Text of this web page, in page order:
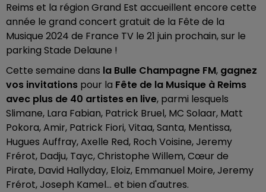
Reims et la région Grand Est accueillent encore cette
année le grand concert gratuit de la Fête de la
Musique 2024 de France TV le 21 juin prochain, sur le
parking Stade Delaune !
Cette semaine dans la Bulle Champagne FM, gagnez
vos invitations pour la Fête de la Musique à Reims
avec plus de 40 artistes en live, parmi lesquels
Slimane, Lara Fabian, Patrick Bruel, MC Solaar, Matt
Pokora, Amir, Patrick Fiori, Vitaa, Santa, Mentissa,
Hugues Auffray, Axelle Red, Roch Voisine, Jeremy
Frérot, Dadju, Tayc, Christophe Willem, Cœur de
Pirate, David Hallyday, Eloiz, Emmanuel Moire, Jeremy
Frérot, Joseph Kamel... et bien d'autres.